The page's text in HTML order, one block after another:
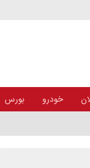
خودرو بورس